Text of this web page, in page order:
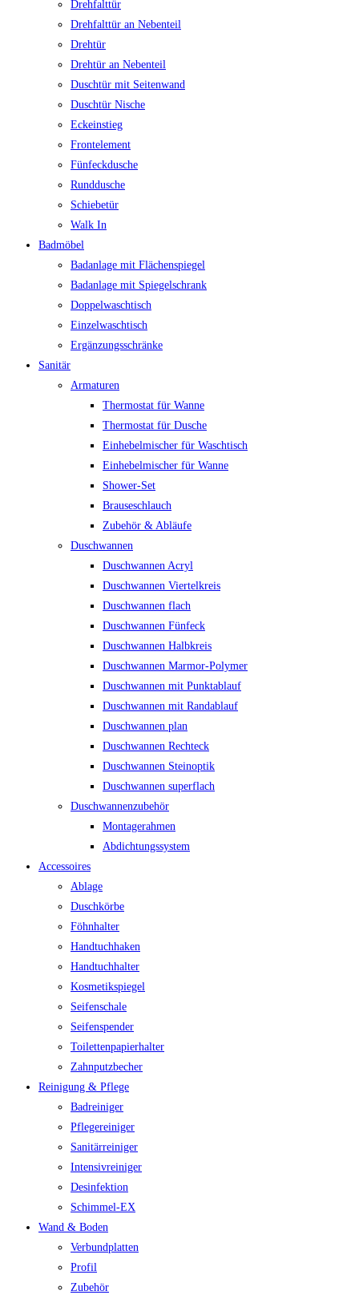
Drehfalttür
Drehfalttür an Nebenteil
Drehtür
Drehtür an Nebenteil
Duschtür mit Seitenwand
Duschtür Nische
Eckeinstieg
Frontelement
Fünfeckdusche
Runddusche
Schiebetür
Walk In
Badmöbel
Badanlage mit Flächenspiegel
Badanlage mit Spiegelschrank
Doppelwaschtisch
Einzelwaschtisch
Ergänzungsschränke
Sanitär
Armaturen
Thermostat für Wanne
Thermostat für Dusche
Einhebelmischer für Waschtisch
Einhebelmischer für Wanne
Shower-Set
Brauseschlauch
Zubehör & Abläufe
Duschwannen
Duschwannen Acryl
Duschwannen Viertelkreis
Duschwannen flach
Duschwannen Fünfeck
Duschwannen Halbkreis
Duschwannen Marmor-Polymer
Duschwannen mit Punktablauf
Duschwannen mit Randablauf
Duschwannen plan
Duschwannen Rechteck
Duschwannen Steinoptik
Duschwannen superflach
Duschwannenzubehör
Montagerahmen
Abdichtungssystem
Accessoires
Ablage
Duschkörbe
Föhnhalter
Handtuchhaken
Handtuchhalter
Kosmetikspiegel
Seifenschale
Seifenspender
Toilettenpapierhalter
Zahnputzbecher
Reinigung & Pflege
Badreiniger
Pflegereiniger
Sanitärreiniger
Intensivreiniger
Desinfektion
Schimmel-EX
Wand & Boden
Verbundplatten
Profil
Zubehör